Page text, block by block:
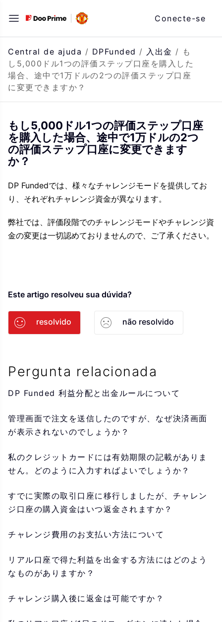
para
o
conteúdo
Conecte-se
Central de ajuda / DPFunded / 入出金 / も
し5,000ドル1つの評価ステップ口座を購入した
場合、途中で1万ドルの2つの評価ステップ口座
に変更できますか？
もし5,000ドル1つの評価ステップ口座
を購入した場合、途中で1万ドルの2つ
の評価ステップ口座に変更できます
か？
DP Fundedでは、様々なチャレンジモードを提供してお
り、それぞれチャレンジ資金が異なります。
弊社では、評価段階でのチャレンジモードやチャレンジ資
金の変更は一切認めておりませんので、ご了承ください。
Este artigo resolveu sua dúvida?
resolvido não resolvido
Pergunta relacionada
DP Funded 利益分配と出金ルールについて
管理画面で注文を送信したのですが、なぜ決済画面
が表示されないのでしょうか？
私のクレジットカードには有効期限の記載がありま
せん。どのように入力すればよいでしょうか？
すでに実際の取引口座に移行しましたが、チャレン
ジ口座の購入資金はいつ返金されますか？
チャレンジ費用のお支払い方法について
リアル口座で得た利益を出金する方法にはどのよう
なものがありますか？
チャレンジ購入後に返金は可能ですか？